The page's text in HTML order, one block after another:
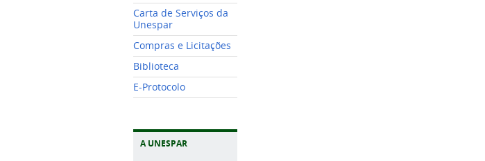
Carta de Serviços da
Unespar
Compras e Licitações
Biblioteca
E-Protocolo
A UNESPAR